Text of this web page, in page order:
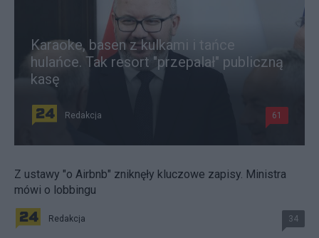
Karaoke, basen z kulkami i tańce
hulańce. Tak resort "przepalał" publiczną
kasę
Redakcja 61
Z ustawy "o Airbnb" zniknęły kluczowe zapisy. Ministra
mówi o lobbingu
Redakcja 34